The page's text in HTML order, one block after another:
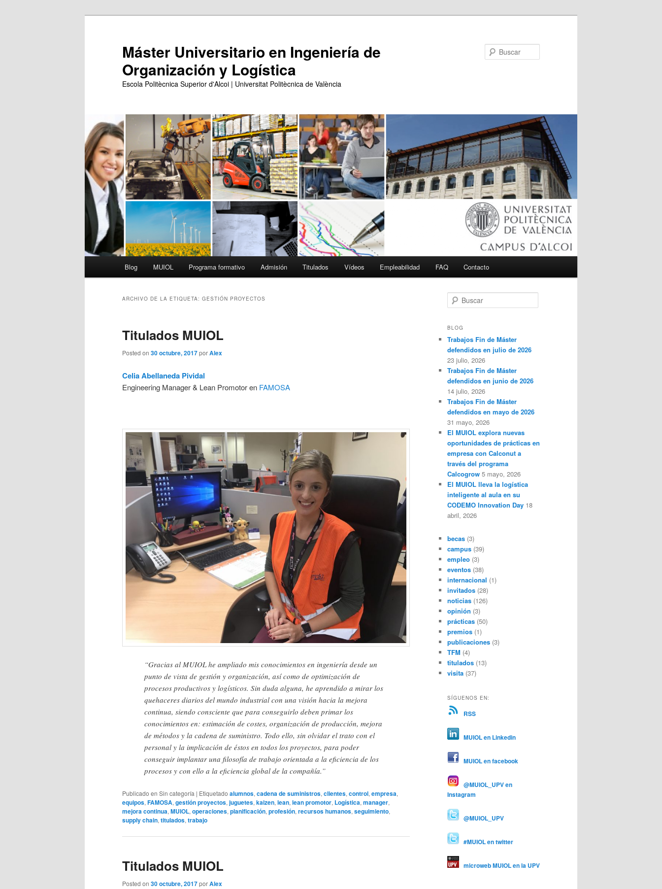
Máster Universitario en Ingeniería de
Organización y Logística
Escola Politècnica Superior d'Alcoi | Universitat Politècnica de València
Blog MUIOL Programa formativo Admisión Titulados Vídeos Empleabilidad FAQ Contacto
ARCHIVO DE LA ETIQUETA: GESTIÓN PROYECTOS
Titulados MUIOL
Posted on 30 octubre, 2017porAlex
Celia Abellaneda Pividal
Engineering Manager & Lean Promotor en FAMOSA
“Gracias al MUIOL he ampliado mis conocimientos en ingeniería desde un
punto de vista de gestión y organización, así como de optimización de
procesos productivos y logísticos. Sin duda alguna, he aprendido a mirar los
quehaceres diarios del mundo industrial con una visión hacia la mejora
continua, siendo consciente que para conseguirlo deben primar los
conocimientos en: estimación de costes, organización de producción, mejora
de métodos y la cadena de suministro. Todo ello, sin olvidar el trato con el
personal y la implicación de éstos en todos los proyectos, para poder
conseguir implantar una filosofía de trabajo orientada a la eficiencia de los
procesos y con ello a la eficiencia global de la compañía.”
Publicado en Sin categoría | Etiquetado alumnos, cadena de suministros, clientes, control, empresa,
equipos, FAMOSA, gestión proyectos, juguetes, kaizen, lean, lean promotor, Logística, manager,
mejora continua, MUIOL, operaciones, planificación, profesión, recursos humanos, seguimiento,
supply chain, titulados, trabajo
Titulados MUIOL
Posted on 30 octubre, 2017porAlex
u
c
r
BLOG
Trabajos Fin de Máster
defendidos en julio de 2026
23 julio, 2026
Trabajos Fin de Máster
defendidos en junio de 2026
14 julio, 2026
Trabajos Fin de Máster
defendidos en mayo de 2026
31 mayo, 2026
El MUIOL explora nuevas
oportunidades de prácticas en
empresa con Calconut a
través del programa
Calcogrow 5 mayo, 2026
El MUIOL lleva la logística
inteligente al aula en su
CODEMO Innovation Day 18
abril, 2026
becas (3)
campus (39)
empleo (3)
eventos (38)
internacional (1)
invitados (28)
noticias (126)
opinión (3)
prácticas (50)
premios (1)
publicaciones (3)
TFM (4)
titulados (13)
visita (37)
SÍGUENOS EN:
RSS
MUIOL en Linkedin
MUIOL en facebook
@MUIOL_UPV en
Instagram
@MUIOL_UPV
#MUIOL en twitter
microweb MUIOL en la UPV